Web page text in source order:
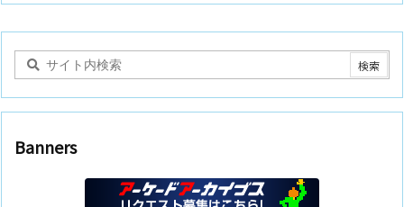
Banners